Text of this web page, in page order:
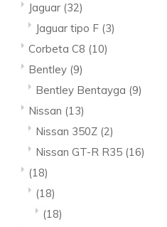
Jaguar (32)
Jaguar tipo F (3)
Corbeta C8 (10)
Bentley (9)
Bentley Bentayga (9)
Nissan (13)
Nissan 350Z (2)
Nissan GT-R R35 (16)
(18)
(18)
(18)